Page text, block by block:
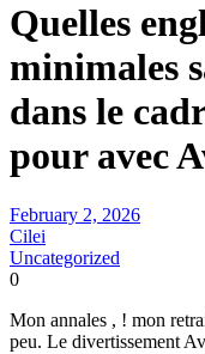
Quelles
minimales
dans le
pour avec
February 2, 2026
Cilei
Uncategorized
0
Mon annales , ! mon
peu. Le divertissement